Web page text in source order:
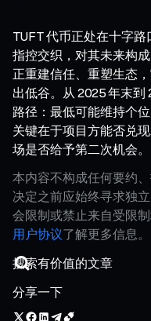
TUFT 代币正处在十字
指控交织，对其未来构
正重建信任、重塑生态
出低谷。从 2025 年末到
路径：最低可能维持个
关键在于项目方能否兑
场是否给予第二次机会。
本内容不构成任何要约
决定之前应始终寻求独
会限制或禁止来自受限
用户协议了解更多信息。
分享一下